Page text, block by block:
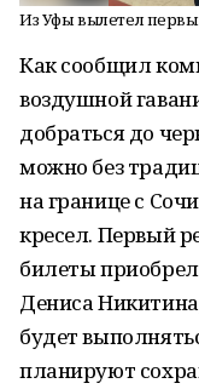
Из Уфы вылетел
Как сообщил
воздушной
добраться до
можно без
на границе с
кресел. Первый
билеты
Дениса
будет
планируют